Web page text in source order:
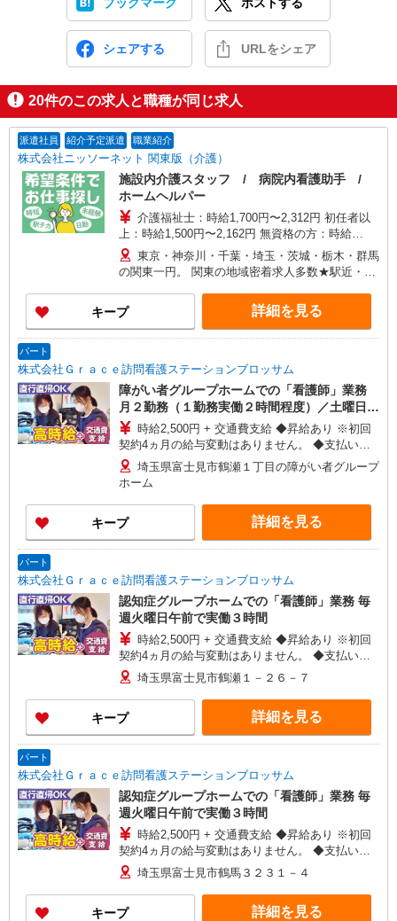
シェアする URLをシェア
20件のこの求人と職種が同じ求人
派遣社員 紹介予定派遣 職業紹介
株式会社ニッソーネット 関東版（介護）
施設内介護スタッフ / 病院内看護助手 /
ホームヘルパー
介護福祉士：時給1,700円〜2,312円 初任者以
上：時給1,500円〜2,162円 無資格の方：時給
1,350円〜1,925円 ※給与幅は勤務先による +交通
費、諸手当（勤務先による） +0円で介護資格が取
れる （別途規定） ★給与日払い制度あり！
東京・神奈川・千葉・埼玉・茨城・栃木・群馬
の関東一円。 関東の地域密着求人多数★駅近・家
キープ 詳細を見る
パート
株式会社Ｇｒａｃｅ訪問看護ステーションブロッサム
障がい者グループホームでの「看護師」業務
月２勤務（１勤務実働２時間程度）／土曜日や
日曜日等
時給2,500円 + 交通費支給 ◆昇給あり ※初回
契約4ヵ月の給与変動はありません。 ◆支払い方
法：月1回 ◆交通費:一部支給 ※直行直帰OK
埼玉県富士見市鶴瀬１丁目の障がい者グループ
ホーム
キープ 詳細を見る
パート
株式会社Ｇｒａｃｅ訪問看護ステーションブロッサム
認知症グループホームでの「看護師」業務 毎
週火曜日午前で実働３時間
時給2,500円 + 交通費支給 ◆昇給あり ※初回
契約4ヵ月の給与変動はありません。 ◆支払い方
法：月1回 ◆交通費:一部支給 ※直行直帰OK
埼玉県富士見市鶴瀬１－２６－７
キープ 詳細を見る
パート
株式会社Ｇｒａｃｅ訪問看護ステーションブロッサム
認知症グループホームでの「看護師」業務 毎
週火曜日午前で実働３時間
時給2,500円 + 交通費支給 ◆昇給あり ※初回
契約4ヵ月の給与変動はありません。 ◆支払い方
法：月1回 ◆交通費:一部支給 ※直行直帰OK
埼玉県富士見市鶴馬３２３１－４
キープ 詳細を見る